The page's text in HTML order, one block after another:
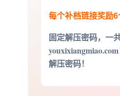
每个补档链接奖励6
固定解压密码，一
解压密码！